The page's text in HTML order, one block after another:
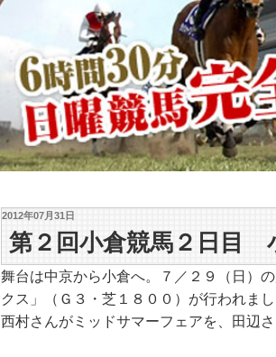
2012年07月31日
第２回小倉競馬２日目
舞台は中京から小倉へ。７／２９（日）
クス」（Ｇ３・芝１８００）が行われま
西村さんがミッドサマーフェアを、田辺